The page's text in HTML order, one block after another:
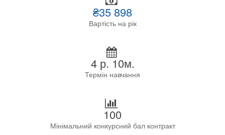
₴35 898
Вартість на рік
4 р. 10м.
Термін навчання
100
Мінімальний конкурсний бал контракт